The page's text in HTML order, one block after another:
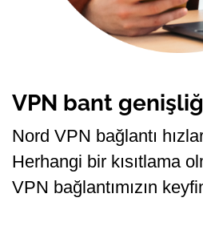
VPN bant genişliği
Nord VPN bağlantı
Herhangi bir kısıtlama
VPN bağlantımızın